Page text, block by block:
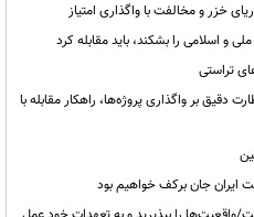
خزر و مخالفت با واگذاری امتیاز
و اسلامی را بشکند، باید مقابله کرد
دقیق بر واگذاری پروژه‌ها، راهکار مقابله با
ایران جان برکف خواهیم بود